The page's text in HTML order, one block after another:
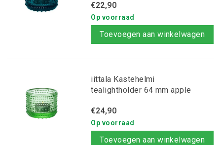
€22,90
Op voorraad
Toevoegen aan winkelwagen
iittala Kastehelmi
tealightholder 64 mm apple
€24,90
Op voorraad
Toevoegen aan winkelwagen